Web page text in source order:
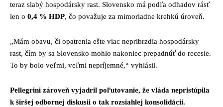
teraz slabý hospodársky rast. Slovensko má podľa odhadov rásť
len o 0,4 % HDP, čo považuje za mimoriadne krehkú úroveň.
„Mám obavu, či opatrenia ešte viac nepribrzdia hospodársky
rast, čím by sa Slovensko mohlo nakoniec prepadnúť do recesie.
To by bolo veľmi, veľmi nepríjemné,“ vyhlásil.
Pellegrini zároveň vyjadril poľutovanie, že vláda nepristúpila
k širšej odbornej diskusii o tak rozsiahlej konsolidácii.